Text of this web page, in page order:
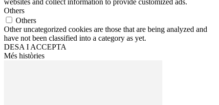
websites and collect information to provide customized ads.
Others
Others
Other uncategorized cookies are those that are being analyzed and
have not been classified into a category as yet.
DESA I ACCEPTA
Més històries